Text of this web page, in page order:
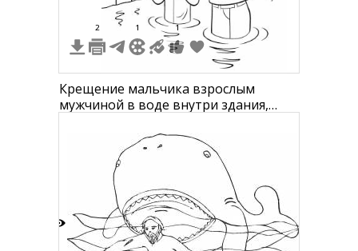
2 1 1
Крещение мальчика взрослым
мужчиной в воде внутри здания,
заднем плане